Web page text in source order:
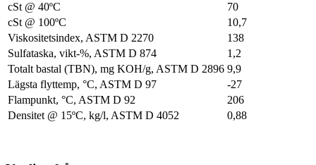
cSt @ 40ºC
70
cSt @ 100ºC
10,7
Viskositetsindex, ASTM D 2270
138
Sulfataska, vikt-%, ASTM D 874
1,2
Totalt bastal (TBN), mg KOH/g, ASTM D 2896 9,9
Lägsta flyttemp, °C, ASTM D 97
-27
Flampunkt, °C, ASTM D 92
206
Densitet @ 15ºC, kg/l, ASTM D 4052
0,88